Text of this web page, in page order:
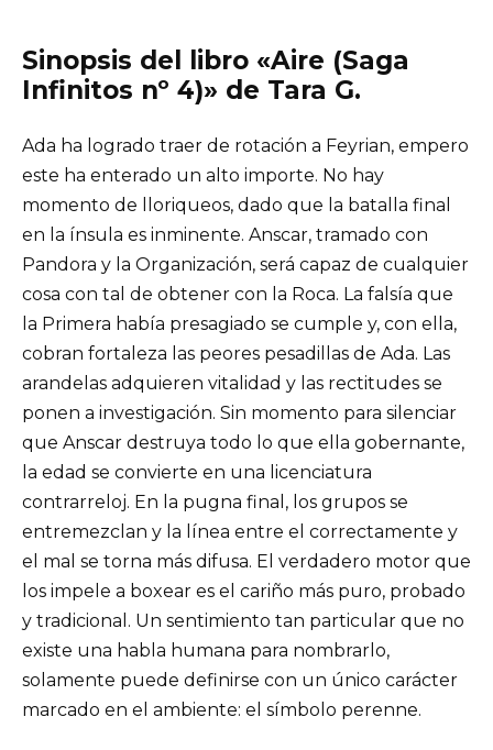
Sinopsis del libro «Aire (Saga
Infinitos nº 4)» de Tara G.
Ada ha logrado traer de rotación a Feyrian, empero
este ha enterado un alto importe. No hay
momento de lloriqueos, dado que la batalla final
en la ínsula es inminente. Anscar, tramado con
Pandora y la Organización, será capaz de cualquier
cosa con tal de obtener con la Roca. La falsía que
la Primera había presagiado se cumple y, con ella,
cobran fortaleza las peores pesadillas de Ada. Las
arandelas adquieren vitalidad y las rectitudes se
ponen a investigación. Sin momento para silenciar
que Anscar destruya todo lo que ella gobernante,
la edad se convierte en una licenciatura
contrarreloj. En la pugna final, los grupos se
entremezclan y la línea entre el correctamente y
el mal se torna más difusa. El verdadero motor que
los impele a boxear es el cariño más puro, probado
y tradicional. Un sentimiento tan particular que no
existe una habla humana para nombrarlo,
solamente puede definirse con un único carácter
marcado en el ambiente: el símbolo perenne.